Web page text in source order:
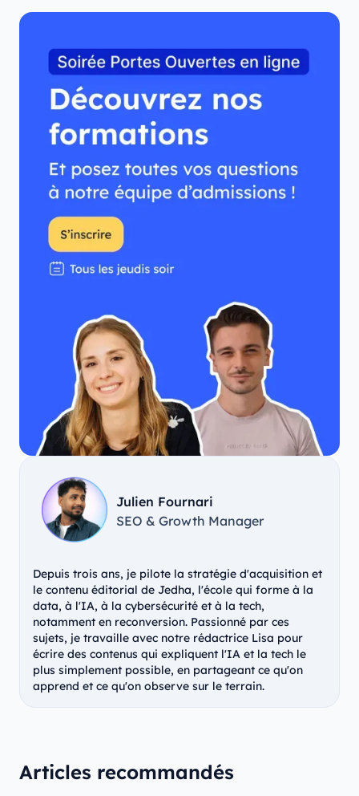
Julien Fournari
SEO & Growth Manager
Depuis trois ans, je pilote la stratégie d'acquisition et
le contenu éditorial de Jedha, l'école qui forme à la
data, à l'IA, à la cybersécurité et à la tech,
notamment en reconversion. Passionné par ces
sujets, je travaille avec notre rédactrice Lisa pour
écrire des contenus qui expliquent l'IA et la tech le
plus simplement possible, en partageant ce qu'on
apprend et ce qu'on observe sur le terrain.
Articles recommandés